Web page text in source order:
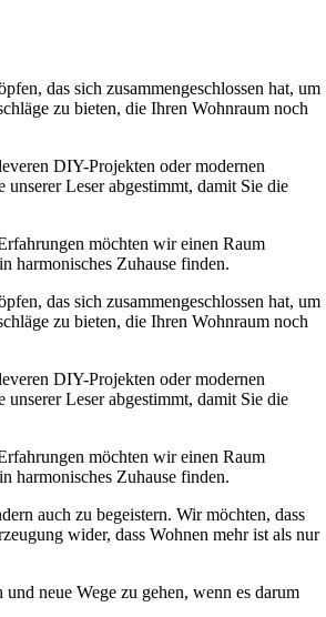
das sich zusammengeschlossen hat, um
zu bieten, die Ihren Wohnraum noch
DIY-Projekten oder modernen
Leser abgestimmt, damit Sie die
möchten wir einen Raum
harmonisches Zuhause finden.
das sich zusammengeschlossen hat, um
zu bieten, die Ihren Wohnraum noch
DIY-Projekten oder modernen
Leser abgestimmt, damit Sie die
möchten wir einen Raum
harmonisches Zuhause finden.
auch zu begeistern. Wir möchten, dass
wider, dass Wohnen mehr ist als nur
neue Wege zu gehen, wenn es darum